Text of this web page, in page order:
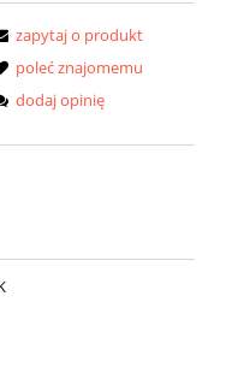
zapytaj o produkt
poleć znajomemu
dodaj opinię